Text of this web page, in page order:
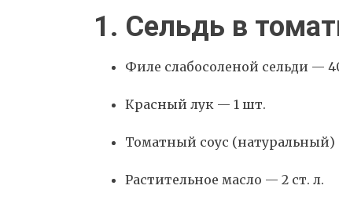
1. Сельдь в
Филе слабосоленой сельди —
Красный лук — 1 шт.
Томатный соус
Растительное масло — 2 ст. л.